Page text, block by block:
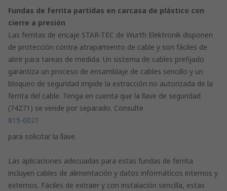
Fundas de ferrita partidas en carcasa de plástico con
cierre a presión
Las ferritas de encaje STAR-TEC de Wurth Elektronik disponen
de protección contra atrapamiento de cable y son fáciles de
abrir para tareas de medida. Un sistema de cables prefijado
garantiza un proceso de ensamblaje de cables sencillo y un
bloqueo de seguridad impide la extracción no autorizada de la
ferrita del cable. Tenga en cuenta que la llave de seguridad
(74271) se vende por separado. Consulte
815-0021
para solicitar la llave.
Las aplicaciones adecuadas para estas fundas de ferrita
incluyen cables de alimentación y datos informáticos internos y
externos. Fáciles de extraer y con instalación sencilla, estas